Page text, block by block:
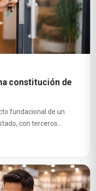
constitución de
fundacional de un
con terceros...